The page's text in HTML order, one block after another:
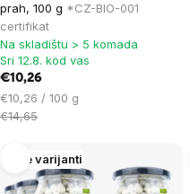
prah, 100 g *CZ-BIO-001
certifikat
Na skladištu > 5 komada
Sri 12.8. kod vas
€10,26
Cijena
mjere:
€10,26 / 100 g
€14,65
Više varijanti